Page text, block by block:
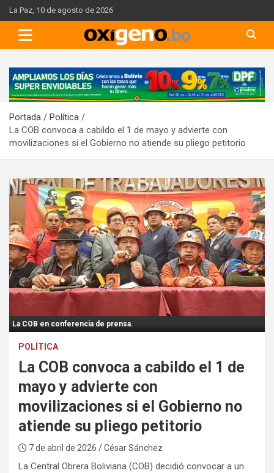
Skip
to
content
La Paz, 10 de agosto de 2026
A
d
e
r
t
s
m
e
n
t
:
Portada
Política
La COB convoca a cabildo el 1 de mayo y advierte con
movilizaciones si el Gobierno no atiende su pliego petitorio
La COB en conferencia de prensa.
POLÍTICA
La COB convoca a cabildo el 1 de
mayo y advierte con
movilizaciones si el Gobierno no
atiende su pliego petitorio
7 de abril de 2026 / César Sánchez
La Central Obrera Boliviana (COB) decidió convocar a un